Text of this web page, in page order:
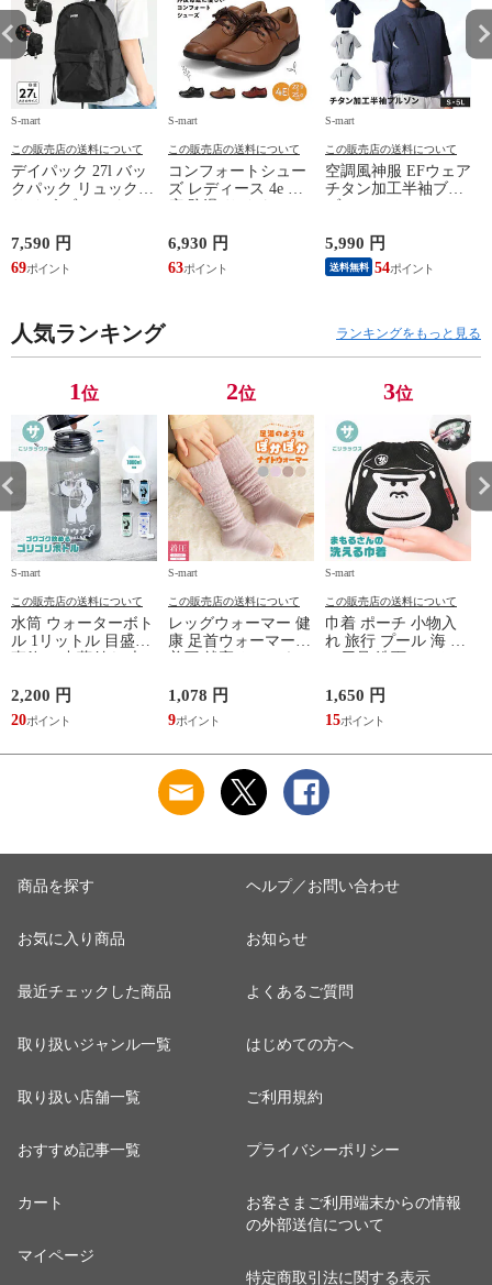
S-mart
この販売店の送料について
デイパック 27l バッ
クパック リュック
鞄 機内持ち込み 夏
スラッシャー
THRASHER r1929
7,590 円
69
S-mart
この販売店の送料について
コンフォートシュー
ズ レディース 4e 幅
シューズ 黒 トパー
ズ モア 靴 カジュア
ルシューズ 外反母趾
TOPAZ 1410
6,930 円
63
S-mart
この販売店の送料について
空調風神服 EFウェア
チタン加工半袖ブル
ジャケット 遮熱 作
業服 作業着 上着 ア
タックベース KF100
5,990 円
送料無料 54
人気ランキング ランキングをもっと見る
1位
S-mart
この販売店の送料について
水筒 ウォーターボト
ル 1リットル 目盛り
マイボトル 動物 ア
ニマル ゴリラ ごリ
ラックス ゴリゴリボ
2,200 円
20
2位
S-mart
この販売店の送料について
レッグウォーマー 健
康 足首ウォーマー
ふんわり 足湯のよう
なぽかぽかナイトウ
ォーマー inf-26
1,078 円
9
3位
S-mart
この販売店の送料について
巾着 ポーチ 小物入
れ 旅行 プール 海 バ
サウナ ごリラックス
まもるさんの洗える
巾着 ブラック 黒
1,650 円
15
商品を探す
お気に入り商品
最近チェックした商品
取り扱いジャンル一覧
取り扱い店舗一覧
おすすめ記事一覧
カート
マイページ
ヘルプ／お問い合わせ
お知らせ
よくあるご質問
はじめての方へ
ご利用規約
プライバシーポリシー
お客さまご利用端末からの情報
の外部送信について
特定商取引法に関する表示